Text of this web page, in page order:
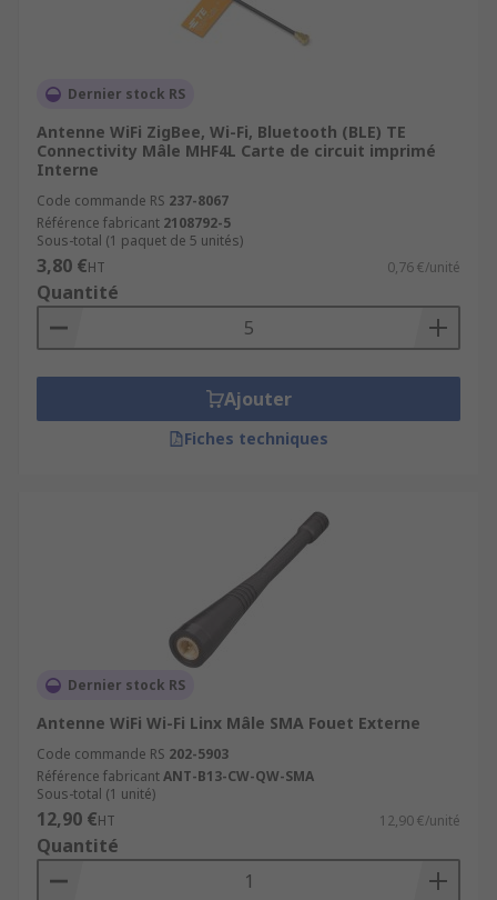
Dernier stock RS
Antenne WiFi ZigBee, Wi-Fi, Bluetooth (BLE) TE
Connectivity Mâle MHF4L Carte de circuit imprimé
Interne
Code commande RS 237-8067
Référence fabricant 2108792-5
Sous-total (1 paquet de 5 unités)
3,80 €HT 0,76 €/unité
Quantité
Ajouter
Fiches techniques
Dernier stock RS
Antenne WiFi Wi-Fi Linx Mâle SMA Fouet Externe
Code commande RS 202-5903
Référence fabricantANT-B13-CW-QW-SMA
Sous-total (1 unité)
12,90 €HT 12,90 €/unité
Quantité